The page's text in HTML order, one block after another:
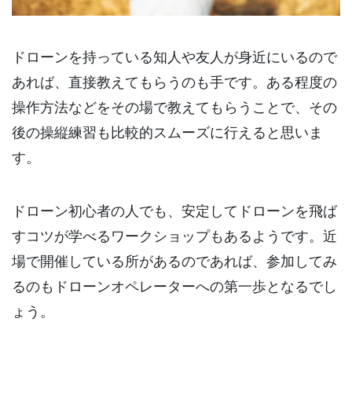
ドローンを持っている知人や友人が身近にいるので
あれば、直接教えてもらうのも手です。ある程度の
操作方法などをその場で教えてもらうことで、その
後の操縦練習も比較的スムーズに行えると思いま
す。
ドローン初心者の人でも、安定してドローンを飛ば
すコツが学べるワークショップもあるようです。近
場で開催している所があるのであれば、参加してみ
るのもドローンオペレーターへの第一歩となるでし
ょう。